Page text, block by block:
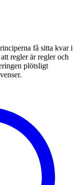
få sitta kvar i
regler är regler och
plötsligt